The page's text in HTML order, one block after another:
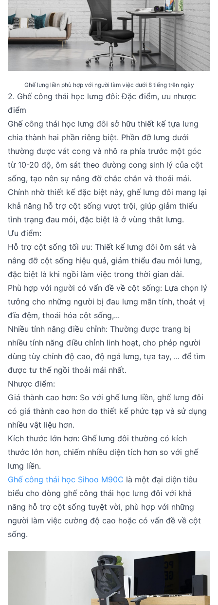
Ghế lưng liền phù hợp với người làm việc dưới 8 tiếng trên ngày
2. Ghế công thái học lưng đôi: Đặc điểm, ưu nhược
điểm
Ghế công thái học lưng đôi sở hữu thiết kế tựa lưng
chia thành hai phần riêng biệt. Phần đỡ lưng dưới
thường được vát cong và nhô ra phía trước một góc
từ 10-20 độ, ôm sát theo đường cong sinh lý của cột
sống, tạo nên sự nâng đỡ chắc chắn và thoải mái.
Chính nhờ thiết kế đặc biệt này, ghế lưng đôi mang lại
khả năng hỗ trợ cột sống vượt trội, giúp giảm thiểu
tình trạng đau mỏi, đặc biệt là ở vùng thắt lưng.
Ưu điểm:
Hỗ trợ cột sống tối ưu: Thiết kế lưng đôi ôm sát và
nâng đỡ cột sống hiệu quả, giảm thiểu đau mỏi lưng,
đặc biệt là khi ngồi làm việc trong thời gian dài.
Phù hợp với người có vấn đề về cột sống: Lựa chọn lý
tưởng cho những người bị đau lưng mãn tính, thoát vị
đĩa đệm, thoái hóa cột sống,...
Nhiều tính năng điều chỉnh: Thường được trang bị
nhiều tính năng điều chỉnh linh hoạt, cho phép người
dùng tùy chỉnh độ cao, độ ngả lưng, tựa tay, ... để tìm
được tư thế ngồi thoải mái nhất.
Nhược điểm:
Giá thành cao hơn: So với ghế lưng liền, ghế lưng đôi
có giá thành cao hơn do thiết kế phức tạp và sử dụng
nhiều vật liệu hơn.
Kích thước lớn hơn: Ghế lưng đôi thường có kích
thước lớn hơn, chiếm nhiều diện tích hơn so với ghế
lưng liền.
Ghế công thái học Sihoo M90C là một đại diện tiêu
biểu cho dòng ghế công thái học lưng đôi với khả
năng hỗ trợ cột sống tuyệt vời, phù hợp với những
người làm việc cường độ cao hoặc có vấn đề về cột
sống.